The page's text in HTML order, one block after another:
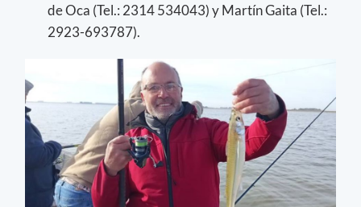
de Oca (Tel.: 2314 534043) y Martín Gaita (Tel.:
2923-693787).